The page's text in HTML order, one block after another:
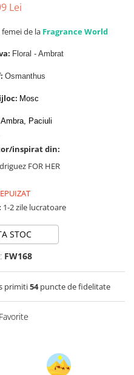
Lei
de la Fragrance World
Floral - Ambrat
Osmanthus
Mosc
Ambra, Paciuli
inspirat din:
FOR HER
1-2 zile lucratoare
STOC
FW168
primiti54puncte de fidelitate